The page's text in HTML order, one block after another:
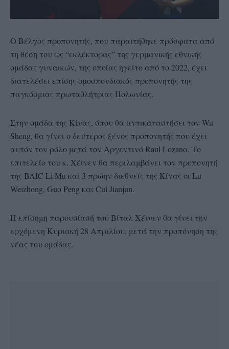
Ο Βέλγος προπονητής, που παραιτήθηκε πρόσφατα από
τη θέση του ως “εκλέκτορας” της γερμανικής εθνικής
ομάδας γυναικών, της οποίας ηγείτο από το 2022, έχει
διατελέσει επίσης ομοσπονδιακός προπονητής της
παγκόσμιας πρωταθλήτριας Πολωνίας.
Στην ομάδα της Κίνας, όπου θα αντικαταστήσει τον Wu
Sheng, θα γίνει ο δεύτερος ξένος προπονητής που έχει
αυτόν τον ρόλο μετά τον Αργεντινό Raul Lozano. Το
επιτελείο του κ. Χέινεν θα περιλαμβάνει τον προπονητή
της BAIC Li Mu και 3 πρώην διεθνείς της Κίνας οι Lu
Weizhong, Guo Peng και Cui Jianjun.
Η επίσημη παρουσίασή του Βίταλ Χέινεν θα γίνει την
ερχόμενη Κυριακή 28 Απριλίου, μετά την προπόνηση της
νέας του ομάδας.